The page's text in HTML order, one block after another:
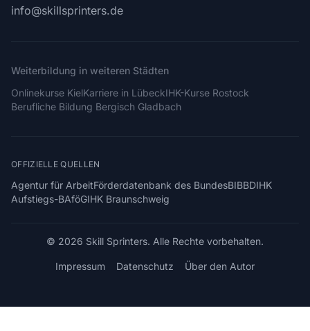
info@skillsprinters.de
Weiterbildung in weiteren Städten
Onlinekurse KielKarriere in LübeckIHK-Kurse Rostock
Berufliche Bildung Bergisch Gladbach
OFFIZIELLE QUELLEN
Agentur für ArbeitFörderdatenbank des BundesBIBBDIHK
Aufstiegs-BAföGIHK Braunschweig
© 2026 Skill Sprinters. Alle Rechte vorbehalten.
Impressum Datenschutz Über den Autor